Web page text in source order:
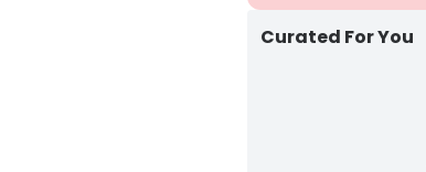
Curated For You